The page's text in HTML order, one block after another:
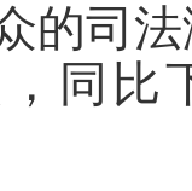
的司
同比